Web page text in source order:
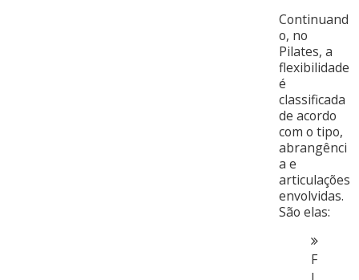
Continuand
o, no
Pilates, a
flexibilidade
é
classificada
de acordo
com o tipo,
abrangênci
a e
articulações
envolvidas.
São elas:
F